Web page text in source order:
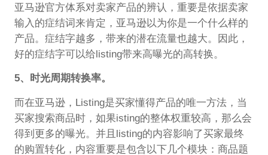
亚马逊官方体系对卖家产品的辨认，重要是依据卖家
输入的症结词来肯定，亚马逊以为你是一个什么样的
产品。症结字越多，带来的潜在流量也越大。因此，
好的症结字可以给listing带来高曝光的高转换。
5、时光周期转换率。
而在亚马逊，Listing是买家懂得产品的唯一方法，当
买家搜索商品时，如果isting的整体权重较高，那么会
得到更多的曝光。并且listing的内容影响了买家最终
的购置转化，内容重要是包含以下几个模块：商品题